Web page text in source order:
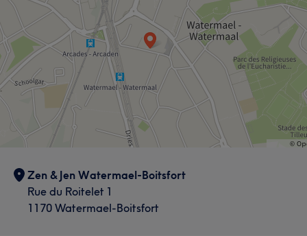
Zen & Jen Watermael-Boitsfort
Rue du Roitelet 1
1170 Watermael-Boitsfort